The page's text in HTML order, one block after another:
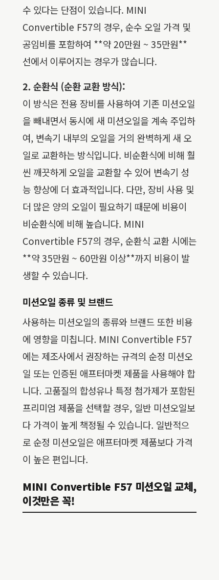
수 있다는 단점이 있습니다. MINI
Convertible F57의 경우, 순수 오일 가격 및
공임비를 포함하여 **약 20만원 ~ 35만원**
선에서 이루어지는 경우가 많습니다.
2. 순환식 (순환 교환 방식):
이 방식은 전용 장비를 사용하여 기존 미션오일
을 빼내면서 동시에 새 미션오일을 계속 주입하
여, 변속기 내부의 오일을 거의 완벽하게 새 오
일로 교환하는 방식입니다. 비순환식에 비해 훨
씬 깨끗하게 오일을 교환할 수 있어 변속기 성
능 향상에 더 효과적입니다. 다만, 장비 사용 및
더 많은 양의 오일이 필요하기 때문에 비용이
비순환식에 비해 높습니다. MINI
Convertible F57의 경우, 순환식 교환 시에는
**약 35만원 ~ 60만원 이상**까지 비용이 발
생할 수 있습니다.
미션오일 종류 및 브랜드
사용하는 미션오일의 종류와 브랜드 또한 비용
에 영향을 미칩니다. MINI Convertible F57
에는 제조사에서 권장하는 규격의 순정 미션오
일 또는 인증된 애프터마켓 제품을 사용해야 합
니다. 고품질의 합성유나 특정 첨가제가 포함된
프리미엄 제품을 선택할 경우, 일반 미션오일보
다 가격이 높게 책정될 수 있습니다. 일반적으
로 순정 미션오일은 애프터마켓 제품보다 가격
이 높은 편입니다.
MINI Convertible F57 미션오일 교체,
이것만은 꼭!